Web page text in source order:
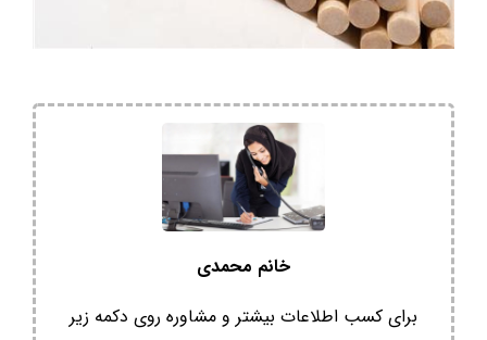
خانم محمدی
برای کسب اطلاعات بیشتر و مشاوره روی دکمه زیر